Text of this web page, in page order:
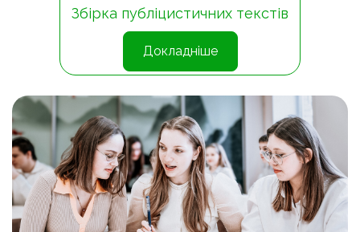
Збірка публіцистичних текстів
Докладніше